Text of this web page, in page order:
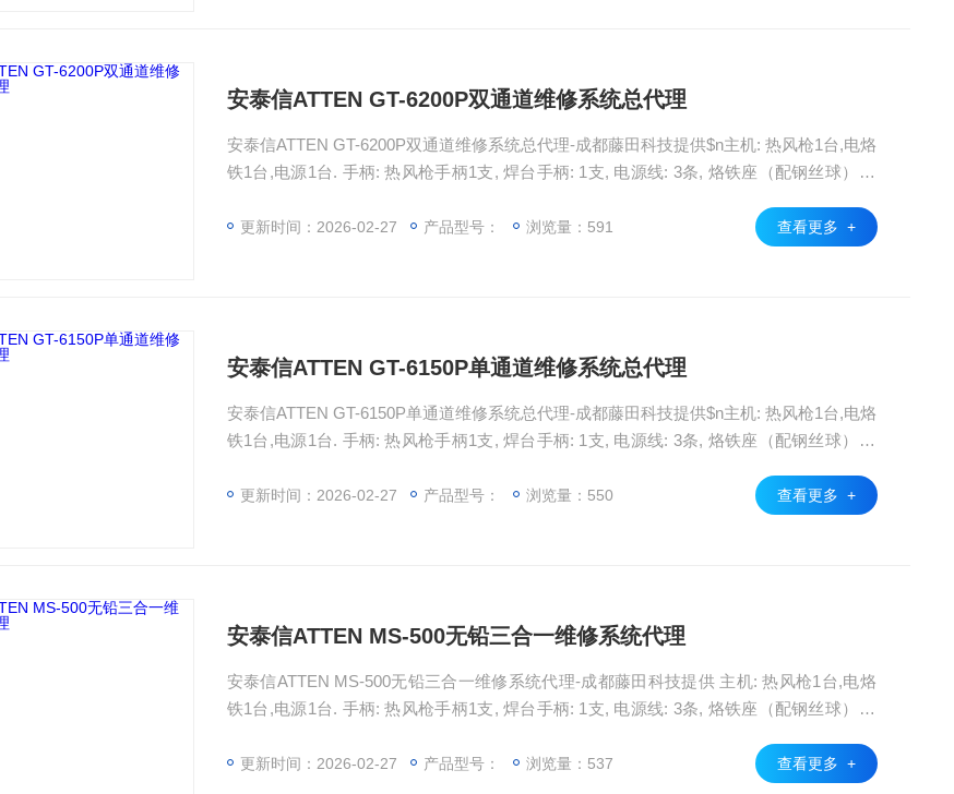
安泰信ATTEN GT-6200P双通道维修系统总代理
安泰信ATTEN GT-6200P双通道维修系统总代理-成都藤田科技提供$n主机: 热风枪1台,电烙
铁1台,电源1台. 手柄: 热风枪手柄1支, 焊台手柄: 1支, 电源线: 3条, 烙铁座（配钢丝球）: 1
更新时间：2026-02-27 产品型号： 浏览量：591 查看更多 +
安泰信ATTEN GT-6150P单通道维修系统总代理
安泰信ATTEN GT-6150P单通道维修系统总代理-成都藤田科技提供$n主机: 热风枪1台,电烙
铁1台,电源1台. 手柄: 热风枪手柄1支, 焊台手柄: 1支, 电源线: 3条, 烙铁座（配钢丝球）: 1
更新时间：2026-02-27 产品型号： 浏览量：550 查看更多 +
安泰信ATTEN MS-500无铅三合一维修系统代理
安泰信ATTEN MS-500无铅三合一维修系统代理-成都藤田科技提供 主机: 热风枪1台,电烙
铁1台,电源1台. 手柄: 热风枪手柄1支, 焊台手柄: 1支, 电源线: 3条, 烙铁座（配钢丝球）: 1
更新时间：2026-02-27 产品型号： 浏览量：537 查看更多 +